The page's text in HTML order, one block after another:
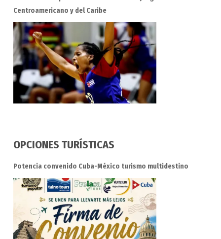
Centroamericano y del Caribe
OPCIONES TURÍSTICAS
Potencia convenido Cuba-México turismo multidestino